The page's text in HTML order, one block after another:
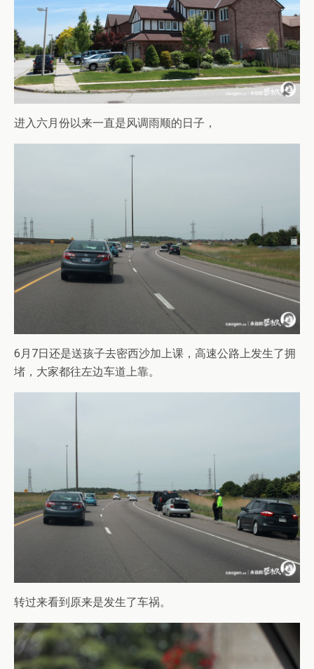
进入六月份以来一直是风调雨顺的日子，
6月7日还是送孩子去密西沙加上课，高速公路上发生了拥
堵，大家都往左边车道上靠。
转过来看到原来是发生了车祸。